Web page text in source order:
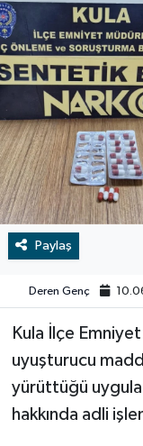
Paylaş
Deren Genç
Kula İlçe
uyuşturucu
yürüttüğü
hakkında adli
Çevre
Dünya
İletişim
Künye
SPOR
Vefat